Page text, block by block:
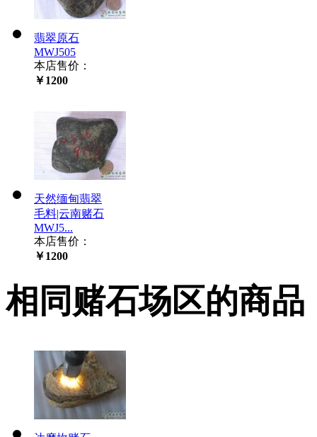
翡翠原石
MWJ505
本店售价：
￥1200
天然缅甸翡翠
毛料|云南赌石
MWJ5...
本店售价：
￥1200
相同赌石场区的商品